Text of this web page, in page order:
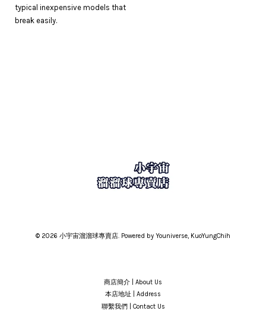
typical inexpensive models that
break easily.
© 2026 小宇宙溜溜球專賣店. Powered by Youniverse, KuoYungChih
商店簡介 | About Us
本店地址 | Address
聯繫我們 | Contact Us